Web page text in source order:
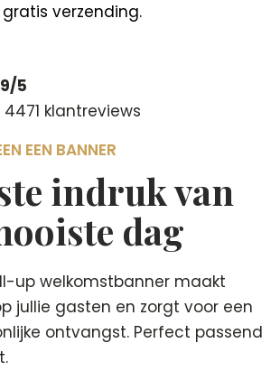
verzending.
5
klantreviews
EEN BANNER
indruk van
dag
up welkomstbanner maakt
jullie gasten en zorgt voor een
ontvangst. Perfect passend